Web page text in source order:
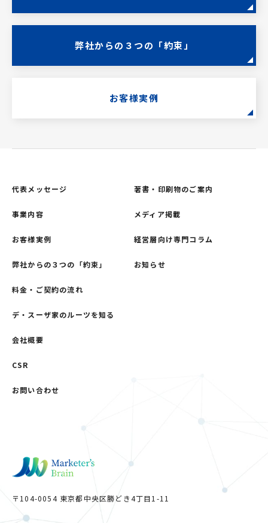
弊社からの３つの「約束」
お客様実例
代表メッセージ
事業内容
お客様実例
弊社からの３つの「約束」
料金・ご契約の流れ
著書・印刷物のご案内
メディア掲載
経営層向け専門コラム
お知らせ
デ・スーザ家のルーツを知る
会社概要
CSR
お問い合わせ
〒104-0054 東京都中央区勝どき4丁目1-11